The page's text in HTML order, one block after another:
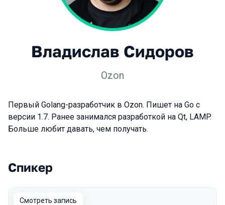
Владислав Сидоров
Ozon
Первый Golang-разработчик в Ozon. Пишет на Go с
версии 1.7. Ранее занимался разработкой на Qt, LAMP.
Больше любит давать, чем получать.
Выступления в сезоне 2024
Спикер
Смотреть запись